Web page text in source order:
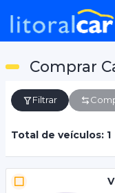
Comprar
Filtrar
Total de veículos: 1